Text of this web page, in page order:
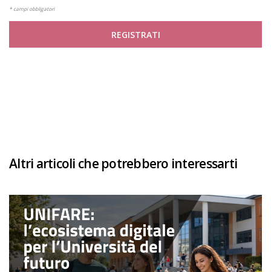
* campi obbligatori
REGISTRATI
Altri articoli che potrebbero interessarti